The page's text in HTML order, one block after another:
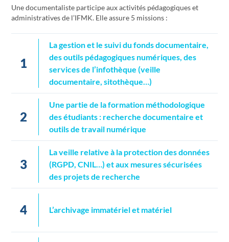
Une documentaliste participe aux activités pédagogiques et
administratives de l’IFMK. Elle assure 5 missions :
1
La gestion et le suivi du fonds documentaire,
des outils pédagogiques numériques, des
services de l’infothèque (veille
documentaire, sitothèque…)
2
Une partie de la formation méthodologique
des étudiants : recherche documentaire et
outils de travail numérique
3
La veille relative à la protection des données
(RGPD, CNIL…) et aux mesures sécurisées
des projets de recherche
4 L’archivage immatériel et matériel